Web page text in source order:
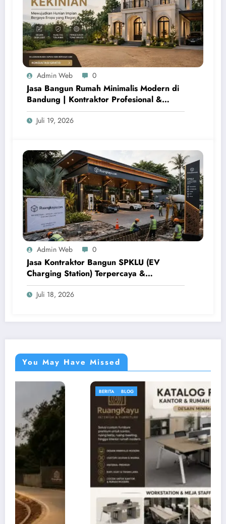
Admin Web 0
Jasa Bangun Rumah Minimalis Modern di
Bandung | Kontraktor Profesional &
Bergaransi
Juli 19, 2026
Admin Web 0
Jasa Kontraktor Bangun SPKLU (EV
Charging Station) Terpercaya &
Terintegrasi | Ruangkayu.com
Juli 18, 2026
You May Have Missed
Hubungi Customer Service
Pilih CS yang tersedia untuk konsultasi cepat.
R
Ruang Kayu CS
6281318976600 • Online
→
R
Rudi
6282315355014 • Fast Response
→